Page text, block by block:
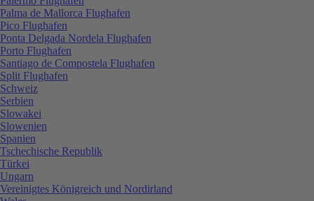
Palma de Mallorca Flughafen
Pico Flughafen
Ponta Delgada Nordela Flughafen
Porto Flughafen
Santiago de Compostela Flughafen
Split Flughafen
Schweiz
Serbien
Slowakei
Slowenien
Spanien
Tschechische Republik
Türkei
Ungarn
Vereinigtes Königreich und Nordirland